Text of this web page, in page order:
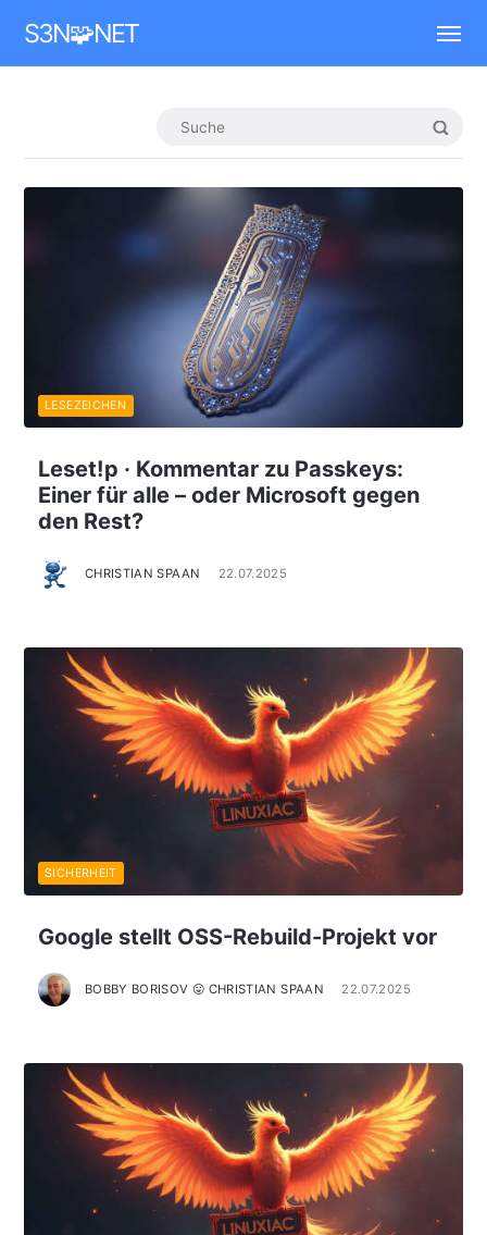
S3N🧩NET
Leset!p · Kommentar zu Passkeys:
Einer für alle – oder Microsoft gegen
den Rest?
CHRISTIAN SPAAN 22.07.2025
LESEZEICHEN
Google stellt OSS-Rebuild-Projekt vor
BOBBY BORISOV 😛 CHRISTIAN SPAAN 22.07.2025
SICHERHEIT